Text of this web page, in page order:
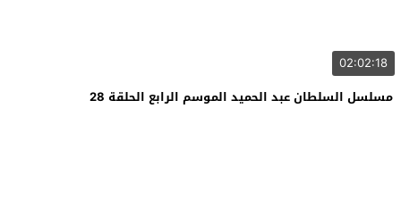
02:02:18
مسلسل السلطان عبد الحميد الموسم الرابع الحلقة 28